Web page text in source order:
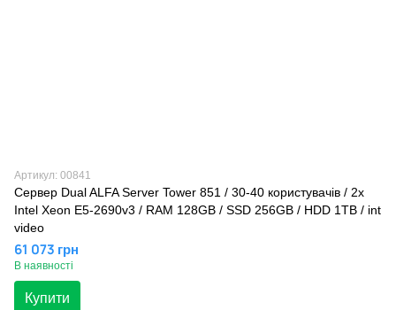
Артикул: 00841
Сервер Dual ALFA Server Tower 851 / 30-40 користувачів / 2х
Intel Xeon E5-2690v3 / RAM 128GB / SSD 256GB / HDD 1TB / int
video
61 073 грн
В наявності
Купити